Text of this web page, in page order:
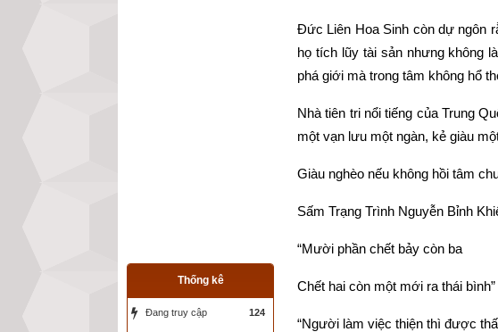
Đức Liên Hoa Sinh còn dự ngôn
họ tích lũy tài sản nhưng không
phá giới mà trong tâm không hổ
Nhà tiên tri nổi tiếng của Trung
một vạn lưu một ngàn, kẻ giàu
Giàu nghèo nếu không hồi tâm
Sấm Trạng Trình Nguyễn Bỉnh
“Mười phần chết bảy còn ba
Chết hai còn một mới ra thái bình”
“Người làm việc thiện thì được
Thống kê
Đang truy cập 124